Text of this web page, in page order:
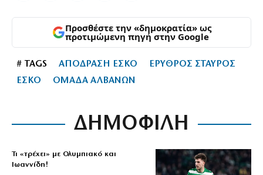
Προσθέστε την «δημοκρατία» ως
προτιμώμενη πηγή στην Google
# TAGS ΑΠΟΔΡΑΣΗ ΕΣΚΟ
ΕΡΥΘΡΟΣ ΣΤΑΥΡΟΣ
ΕΣΚΟ
ΟΜΑΔΑ ΑΛΒΑΝΩΝ
ΔΗΜΟΦΙΛΗ
Τι «τρέχει» με Ολυμπιακό και
Ιωαννίδη!